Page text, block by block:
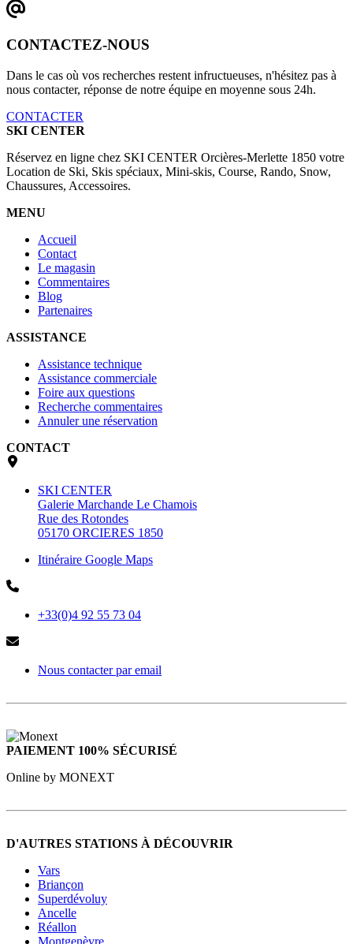
CONTACTEZ-NOUS
Dans le cas où vos recherches restent infructueuses, n'hésitez pas à
nous contacter, réponse de notre équipe en moyenne sous 24h.
CONTACTER
SKI CENTER
Réservez en ligne chez SKI CENTER Orcières-Merlette 1850 votre
Location de Ski, Skis spéciaux, Mini-skis, Course, Rando, Snow,
Chaussures, Accessoires.
MENU
Accueil
Contact
Le magasin
Commentaires
Blog
Partenaires
ASSISTANCE
Assistance technique
Assistance commerciale
Foire aux questions
Recherche commentaires
Annuler une réservation
CONTACT
SKI CENTER
Galerie Marchande Le Chamois
Rue des Rotondes
05170 ORCIERES 1850
Itinéraire Google Maps
+33(0)4 92 55 73 04
Nous contacter par email
PAIEMENT 100% SÉCURISÉ
Online by MONEXT
D'AUTRES STATIONS À DÉCOUVRIR
Vars
Briançon
Superdévoluy
Ancelle
Réallon
Montgenèvre